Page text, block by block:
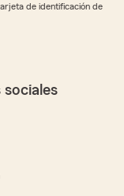
de identificación de
sociales